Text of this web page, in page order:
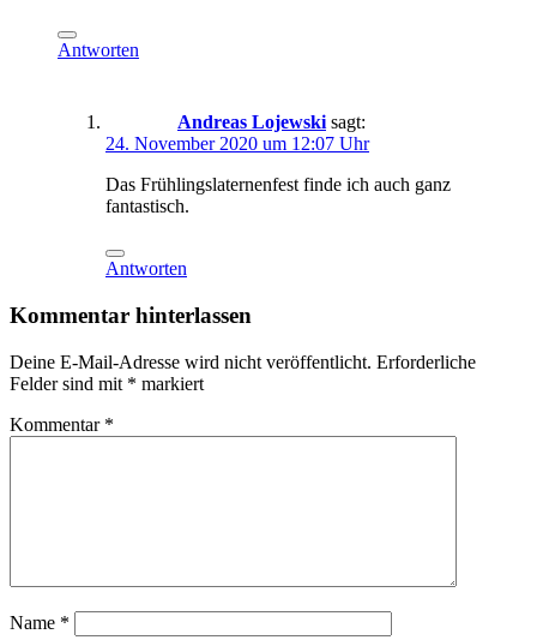
Antworten
Andreas Lojewski sagt:
24. November 2020 um 12:07 Uhr
Das Frühlingslaternenfest finde ich auch ganz
fantastisch.
Antworten
Kommentar hinterlassen
Deine E-Mail-Adresse wird nicht veröffentlicht. Erforderliche
Felder sind mit * markiert
Kommentar *
Name *